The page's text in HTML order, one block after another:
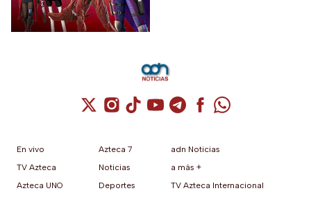
su App Store brasileña para
autoridades locales.
Cuenta de X / Twitter (se abre en una
Cuenta de Instagram (se abre en una
Cuenta de TikTok (se abre en
Cuenta de YouTube (se abre
Cuenta de Telegram (se
Cuenta de
Cuenta de
En vivo
TV Azteca
Azteca UNO
Azteca 7
Noticias
Deportes
adn Noticias
a más +
TV Azteca Internacional